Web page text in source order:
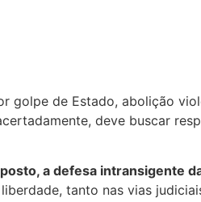
golpe de Estado, abolição
deve buscar
a defesa intransigente
tanto nas vias